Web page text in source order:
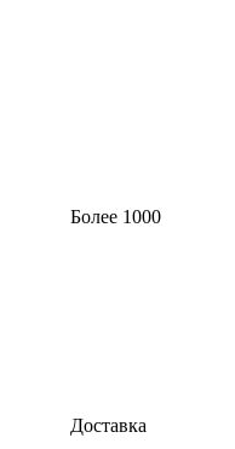
Более 1000
Доставка